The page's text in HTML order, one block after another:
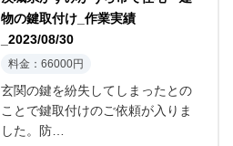
物の鍵取付け_作業実績
_2023/08/30
料金：66000円
玄関の鍵を紛失してしまったとの
ことで鍵取付けのご依頼が入りま
した。防…